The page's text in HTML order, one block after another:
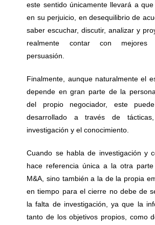
este sentido únicamente llevará a
en su perjuicio, en desequilibrio de
saber escuchar, discutir, analizar y
realmente contar con mejores
persuasión.
Finalmente, aunque naturalmente el
depende en gran parte de la
del propio negociador, este
desarrollado a través de
investigación y el conocimiento.
Cuando se habla de investigación y
hace referencia única a la otra
M&A, sino también a la de la propia
en tiempo para el cierre no debe de
la falta de investigación, ya que la
tanto de los objetivos propios, como